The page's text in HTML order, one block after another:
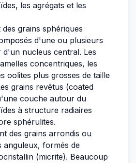
les agrégats et les
grains sphériques
d'une ou plusieurs
nucleus central. Les
concentriques, les
oolites plus grosses de taille
grains revêtus (coated
couche autour du
à structure radiaires
sphérulites.
des grains arrondis ou
anguleux, formés de
(micrite). Beaucoup